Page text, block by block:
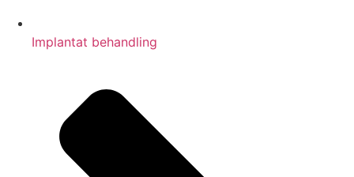
Implantat behandling